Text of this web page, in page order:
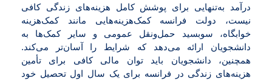
درآمد به‌تنهایی برای پوشش کامل هزینه‌های زندگی کافی
نیست، دولت فرانسه کمک‌هزینه‌هایی مانند کمک‌هزینه
خوابگاه، سوبسید حمل‌ونقل عمومی و سایر کمک‌ها به
دانشجویان ارائه می‌دهد که شرایط را آسان‌تر می‌کند.
همچنین، دانشجویان باید توان مالی کافی برای تأمین
هزینه‌های زندگی در فرانسه برای یک سال اول تحصیل خود